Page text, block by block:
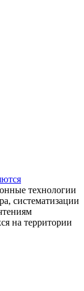
технологии
систематизации
на территории